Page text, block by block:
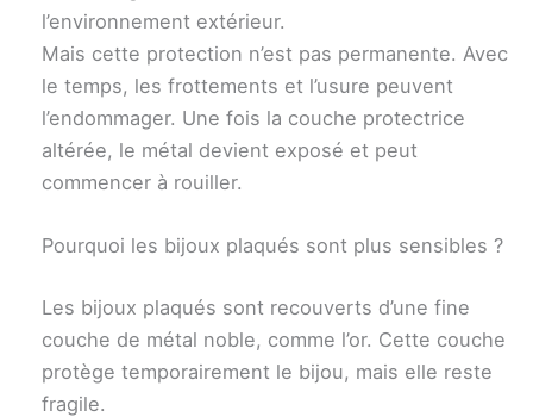
l’environnement extérieur.
Mais cette protection n’est pas permanente. Avec
le temps, les frottements et l’usure peuvent
l’endommager. Une fois la couche protectrice
altérée, le métal devient exposé et peut
commencer à rouiller.
Pourquoi les bijoux plaqués sont plus sensibles ?
Les bijoux plaqués sont recouverts d’une fine
couche de métal noble, comme l’or. Cette couche
protège temporairement le bijou, mais elle reste
fragile.